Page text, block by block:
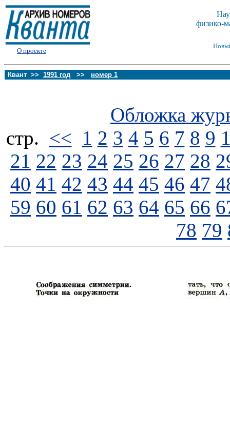
О проекте
физико-
Квант >> 1991 год >> номер 1
Обложка
стp. << 1 2 3 4 5 6 7 8 9
21 22 23 24 25 26 27 28
40 41 42 43 44 45 46 47
59 60 61 62 63 64 65 66
78 79